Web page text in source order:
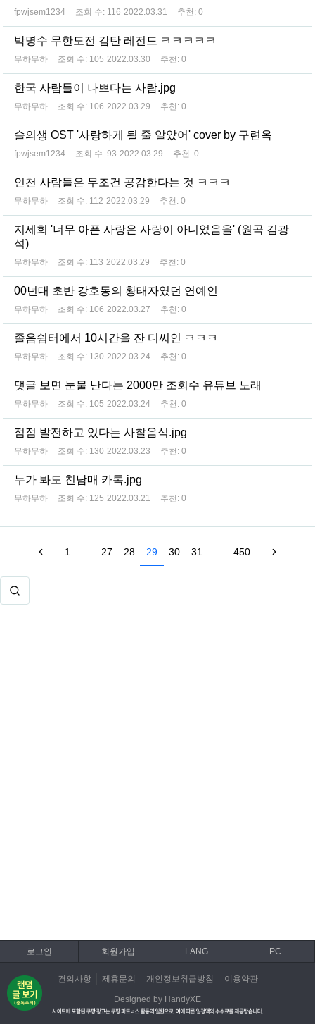
fpwjsem1234 조회 수: 116 2022.03.31 추천: 0
박명수 무한도전 감탄 레전드 ㅋㅋㅋㅋㅋ
무하무하 조회 수: 105 2022.03.30 추천: 0
한국 사람들이 나쁘다는 사람.jpg
무하무하 조회 수: 106 2022.03.29 추천: 0
슬의생 OST '사랑하게 될 줄 알았어' cover by 구련옥
fpwjsem1234 조회 수: 93 2022.03.29 추천: 0
인천 사람들은 무조건 공감한다는 것 ㅋㅋㅋ
무하무하 조회 수: 112 2022.03.29 추천: 0
지세희 '너무 아픈 사랑은 사랑이 아니었음을' (원곡 김광
석)
무하무하 조회 수: 113 2022.03.29 추천: 0
00년대 초반 강호동의 황태자였던 연예인
무하무하 조회 수: 106 2022.03.27 추천: 0
졸음쉼터에서 10시간을 잔 디씨인 ㅋㅋㅋ
무하무하 조회 수: 130 2022.03.24 추천: 0
댓글 보면 눈물 난다는 2000만 조회수 유튜브 노래
무하무하 조회 수: 105 2022.03.24 추천: 0
점점 발전하고 있다는 사찰음식.jpg
무하무하 조회 수: 130 2022.03.23 추천: 0
누가 봐도 친남매 카톡.jpg
무하무하 조회 수: 125 2022.03.21 추천: 0
1 27 28 29 30 31 450
로그인 회원가입 LANG PC
건의사항 제휴문의 개인정보취급방침 이용약관
Designed by HandyXE